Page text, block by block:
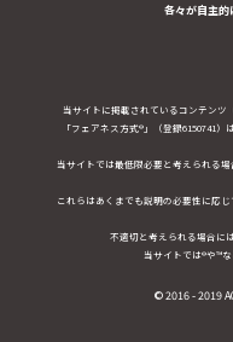
各々が自主
当サイトに掲載されているコンテンツ
「フェアネス方式®」（登録6150741
当サイトでは最低限必要と考えられる
これらはあくまでも説明の必要性に応
不適切と考えられる場合に
当サイトでは®や™
© 2016 - 2019